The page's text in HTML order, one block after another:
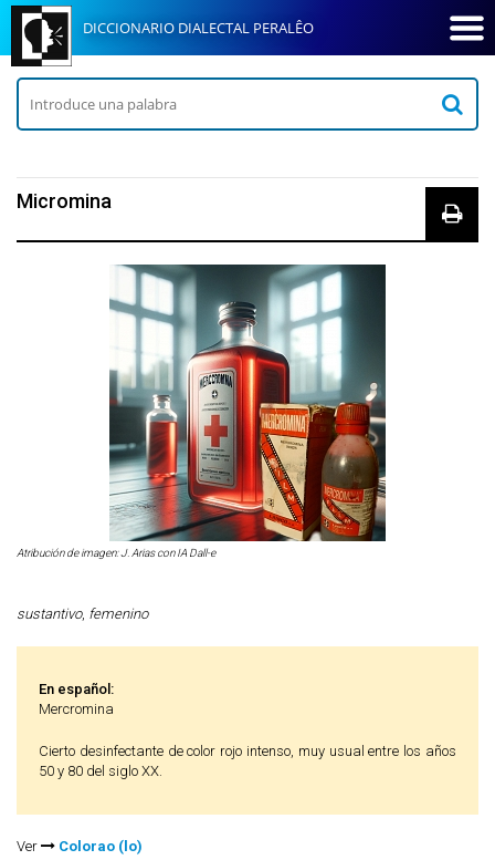
DICCIONARIO DIALECTAL PERALÊO
Micromina
Atribución de imagen: J. Arias con IA Dall-e
sustantivo, femenino
En español:
Mercromina
Cierto desinfectante de color rojo intenso, muy usual entre los años
50 y 80 del siglo XX.
Ver Colorao (lo)